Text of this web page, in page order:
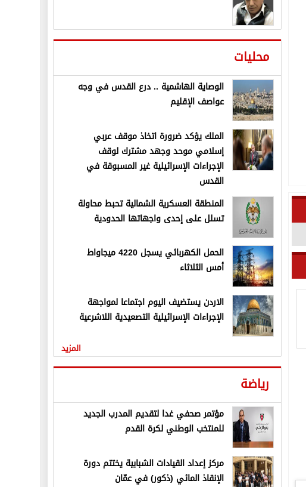
محليات
الوصاية الهاشمية .. درع القدس في وجه
عواصف الإقليم
الملك يؤكد ضرورة اتخاذ موقف عربي
إسلامي موحد وجهد مشترك لوقف
الإجراءات الإسرائيلية غير المسبوقة في
القدس
المنطقة العسكرية الشمالية تحبط محاولة
تسلل على إحدى واجهاتها الحدودية
الحمل الكهربائي يسجل 4220 ميجاواط
أمس الثلاثاء
الاردن يستضيف اليوم اجتماعا لمواجهة
الإجراءات الإسرائيلية التصعيدية اللاشرعية
المزيد
رياضة
مؤتمر صحفي غدا لتقديم المدرب الجديد
للمنتخب الوطني لكرة القدم
مركز إعداد القيادات الشبابية يختتم دورة
الإنقاذ المائي (ذكور) في عمّان